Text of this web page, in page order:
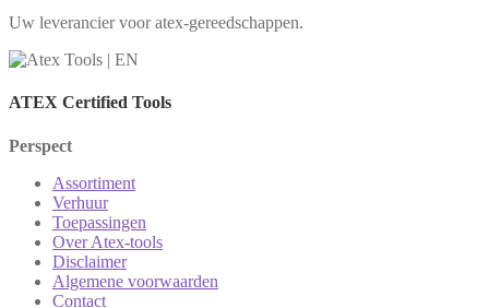
Uw leverancier voor atex-gereedschappen.
ATEX Certified Tools
Perspect
Assortiment
Verhuur
Toepassingen
Over Atex-tools
Disclaimer
Algemene voorwaarden
Contact